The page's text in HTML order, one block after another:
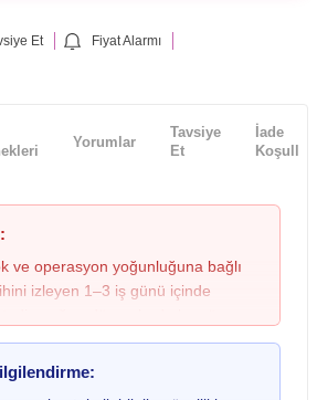
Et Fiyat Alarmı
Yorumlar
Tavsiye
Et
İade
Koşulları
ve operasyon yoğunluğuna bağlı
izleyen 1–3 iş günü içinde
lütfen siparişinizi oluştururken bu
bulundurunuz. Teslimat sırasında